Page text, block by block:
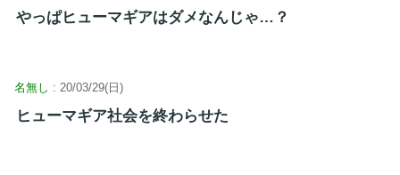
やっぱヒューマギアはダメなんじゃ…？
名無し : 20/03/29(日)
ヒューマギア社会を終わらせた